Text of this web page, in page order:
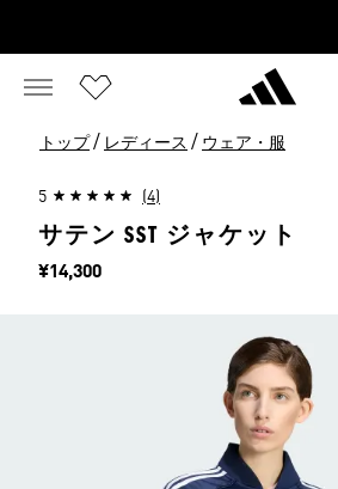
トップ / レディース / ウェア・服
5 (4)
サテン SST ジャケット
価格
¥14,300